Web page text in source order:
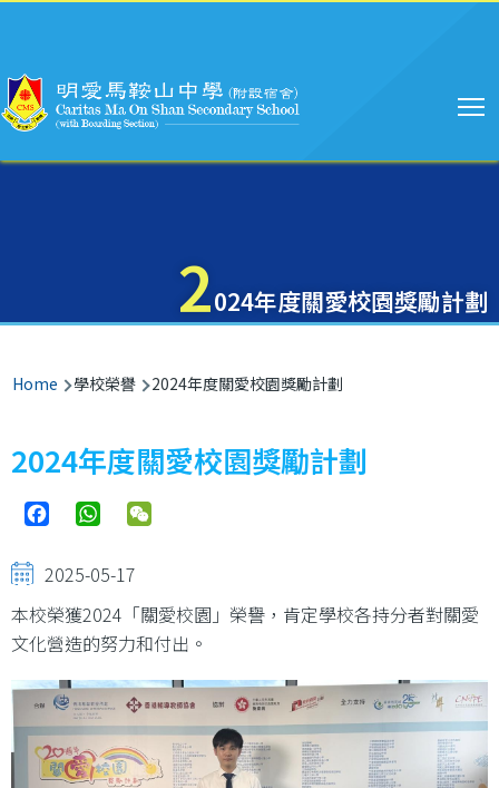
2024年度關愛校園獎勵計劃
Breadcrumb
Home 學校榮譽 2024年度關愛校園獎勵計劃
2024年度關愛校園獎勵計劃
FacebookWhatsApp
2025-05-17
本校榮獲2024「關愛校園」榮譽，肯定學校各持分者對關愛
文化營造的努力和付出。